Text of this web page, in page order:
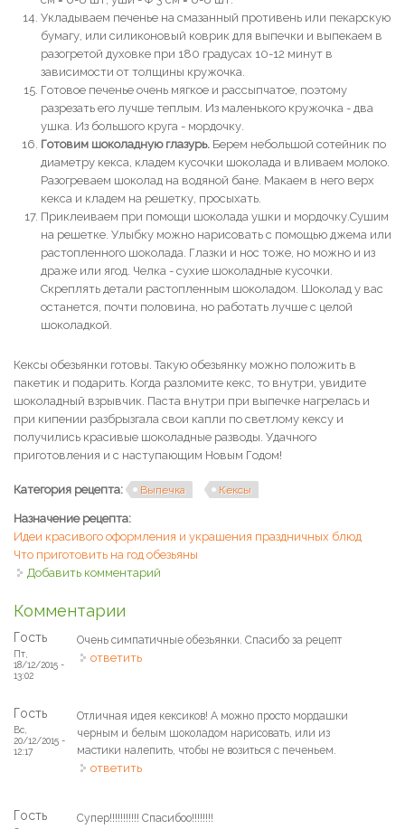
Укладываем печенье на смазанный противень или пекарскую
бумагу, или силиконовый коврик для выпечки и выпекаем в
разогретой духовке при 180 градусах 10-12 минут в
зависимости от толщины кружочка.
Готовое печенье очень мягкое и рассыпчатое, поэтому
разрезать его лучше теплым. Из маленького кружочка - два
ушка. Из большого круга - мордочку.
Готовим шоколадную глазурь. Берем небольшой сотейник по
диаметру кекса, кладем кусочки шоколада и вливаем молоко.
Разогреваем шоколад на водяной бане. Макаем в него верх
кекса и кладем на решетку, просыхать.
Приклеиваем при помощи шоколада ушки и мордочку.Сушим
на решетке. Улыбку можно нарисовать с помощью джема или
растопленного шоколада. Глазки и нос тоже, но можно и из
драже или ягод. Челка - сухие шоколадные кусочки.
Скреплять детали растопленным шоколадом. Шоколад у вас
останется, почти половина, но работать лучше с целой
шоколадкой.
Кексы обезьянки готовы. Такую обезьянку можно положить в
пакетик и подарить. Когда разломите кекс, то внутри, увидите
шоколадный взрывчик. Паста внутри при выпечке нагрелась и
при кипении разбрызгала свои капли по светлому кексу и
получились красивые шоколадные разводы. Удачного
приготовления и с наступающим Новым Годом!
Категория рецепта: Выпечка Кексы
Назначение рецепта:
Идеи красивого оформления и украшения праздничных блюд
Что приготовить на год обезьяны
Добавить комментарий
Комментарии
Гость
Пт,
18/12/2015 -
13:02
Очень симпатичные обезьянки. Спасибо за рецепт
ответить
Гость
Вс,
20/12/2015 -
12:17
Отличная идея кексиков! А можно просто мордашки
черным и белым шоколадом нарисовать, или из
мастики налепить, чтобы не возиться с печеньем.
ответить
Гость Супер!!!!!!!!!!! Спасибоо!!!!!!!!